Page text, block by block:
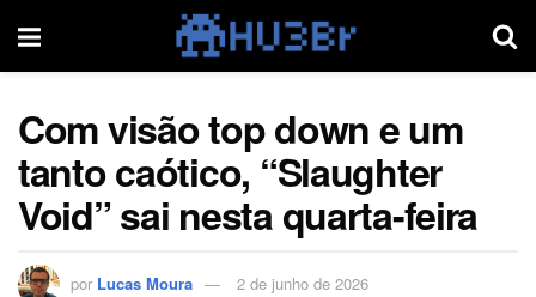
Com visão top down e um
tanto caótico, “Slaughter
Void” sai nesta quarta-feira
por Lucas Moura 2 de junho de 2026